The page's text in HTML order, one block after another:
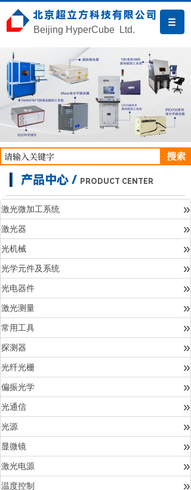
北京超立方科技有限公司
Beijing HyperCube Ltd.
搜索
产品中心 / PRODUCT CENTER
激光微加工系统 »
激光器 »
光机械 »
光学元件及系统 »
光电器件 »
激光测量 »
常用工具 »
探测器 »
光纤光栅 »
偏振光学 »
光通信 »
光源 »
显微镜 »
激光电源 »
温度控制 »